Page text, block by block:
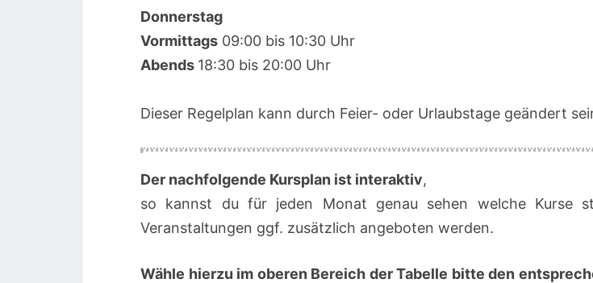
Donnerstag
Vormittags 09:00 bis 10:30 Uhr
Abends 18:30 bis 20:00 Uhr
Dieser Regelplan kann durch Feier- oder Urlaubstage geändert
Der nachfolgende Kursplan ist interaktiv,
so kannst du für jeden Monat genau sehen welche Kurse
Veranstaltungen ggf. zusätzlich angeboten werden.
Wähle hierzu im oberen Bereich der Tabelle bitte den
03:00
04:00
05:00